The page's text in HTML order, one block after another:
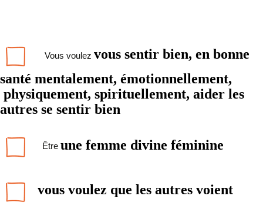
Vous voulez vous sentir bien, en bonne
santé mentalement, émotionnellement,
physiquement, spirituellement, aider les
autres se sentir bien
Être une femme divine féminine
vous voulez que les autres voient